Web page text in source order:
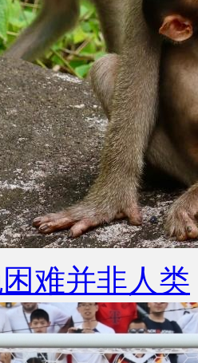
难并非人类